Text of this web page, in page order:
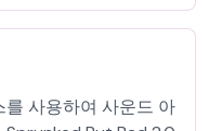
사용하여 사운드 아